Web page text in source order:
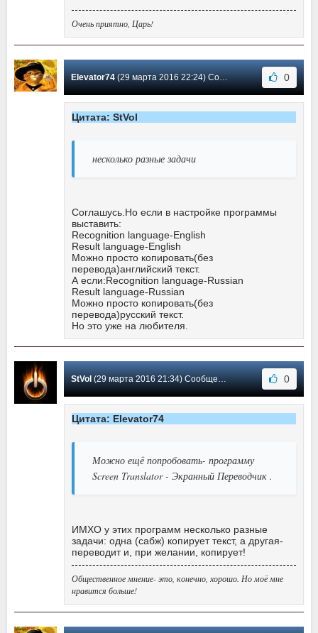
Очень приятно, Царь!
Elevator74(29 марта 2016 22:24) Сообщение #11 0
Цитата: StVol
несколько разные задачи
Соглашусь.Но если в настройке программы
выставить:
Recognition language-English
Result language-English
Можно просто копировать(без
перевода)английский текст.
А если:Recognition language-Russian
Result language-Russian
Можно просто копировать(без
перевода)русский текст.
Но это уже на любителя.
StVol(29 марта 2016 21:34) Сообщение #10 0
Цитата: Elevator74
Можно ещё попробовать- программу
Screen Translator - Экранный Переводчик .
ИМХО у этих программ несколько разные
задачи: одна (сабж) копирует текст, а другая-
переводит и, при желании, копирует!
Общественное мнение- это, конечно, хорошо. Но моё мне
нравится больше!